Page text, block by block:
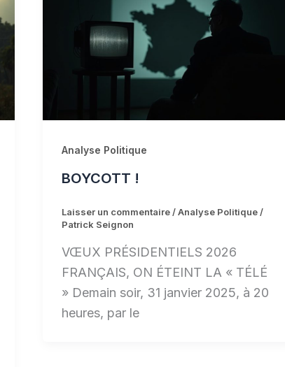
Analyse Politique
BOYCOTT !
Laisser un commentaire /Analyse Politique/
Patrick Seignon
VŒUX PRÉSIDENTIELS 2026
FRANÇAIS, ON ÉTEINT LA « TÉLÉ
» Demain soir, 31 janvier 2025, à 20
heures, par le